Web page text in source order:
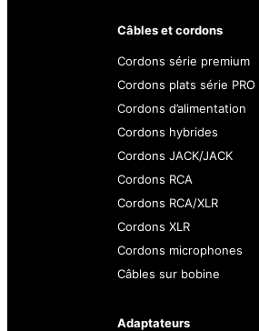
Câbles et cordons
Cordons série premium
Cordons plats série PRO
Cordons d’alimentation
Cordons hybrides
Cordons JACK/JACK
Cordons RCA
Cordons RCA/XLR
Cordons XLR
Cordons microphones
Câbles sur bobine
Adaptateurs